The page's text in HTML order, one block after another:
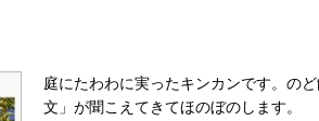
庭にたわわに実ったキンカンです。の
文」が聞こえてきてほのぼのします。